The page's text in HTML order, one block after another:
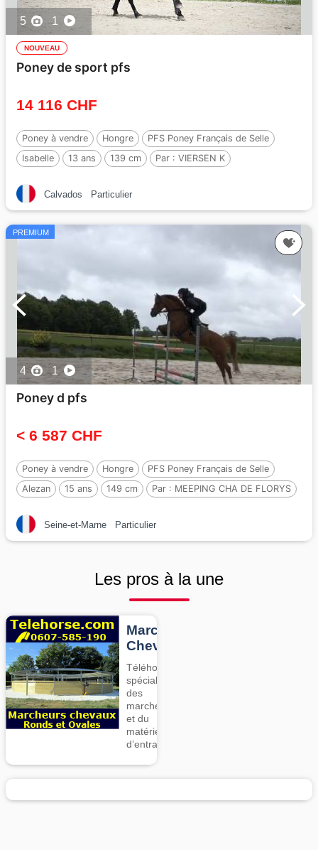
5 1
NOUVEAU
Poney de sport pfs
14 116 CHF
Poney à vendre Hongre
PFS Poney Français de Selle
Isabelle
13 ans 139 cm Par : VIERSEN K
Calvados Particulier
PREMIUM
4 1
Poney d pfs
< 6 587 CHF
Poney à vendre Hongre
PFS Poney Français de Selle
Alezan
15 ans 149 cm Par : MEEPING CHA DE FLORYS
Seine-et-Marne Particulier
Les pros à la une
Marcheurs
Chevaux
Téléhorse,
spécialiste
des
marcheurs
et du
matériel
d’entrainement